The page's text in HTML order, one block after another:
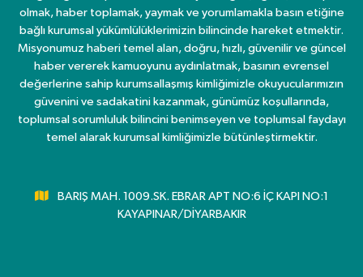
olmak, haber toplamak, yaymak ve yorumlamakla basın etiğine
bağlı kurumsal yükümlülüklerimizin bilincinde hareket etmektir.
Misyonumuz haberi temel alan, doğru, hızlı, güvenilir ve güncel
haber vererek kamuoyunu aydınlatmak, basının evrensel
değerlerine sahip kurumsallaşmış kimliğimizle okuyucularımızın
güvenini ve sadakatini kazanmak, günümüz koşullarında,
toplumsal sorumluluk bilincini benimseyen ve toplumsal faydayı
temel alarak kurumsal kimliğimizle bütünleştirmektir.
BARIŞ MAH. 1009.SK. EBRAR APT NO:6 İÇ KAPI NO:1
KAYAPINAR/DİYARBAKIR